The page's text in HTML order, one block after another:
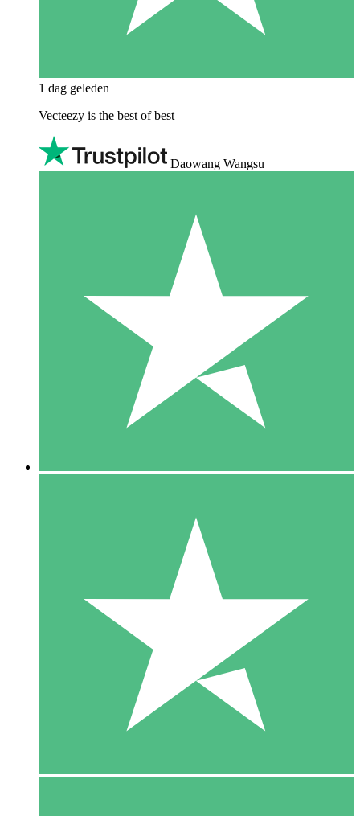
1 dag geleden
Vecteezy is the best of best
Daowang Wangsu